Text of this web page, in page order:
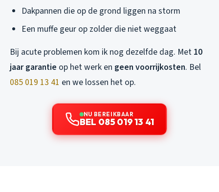
Dakpannen die op de grond liggen na storm
Een muffe geur op zolder die niet weggaat
Bij acute problemen kom ik nog dezelfde dag. Met 10
jaar garantie op het werk en geen voorrijkosten. Bel
085 019 13 41 en we lossen het op.
NU BEREIKBAAR
BEL 085 019 13 41